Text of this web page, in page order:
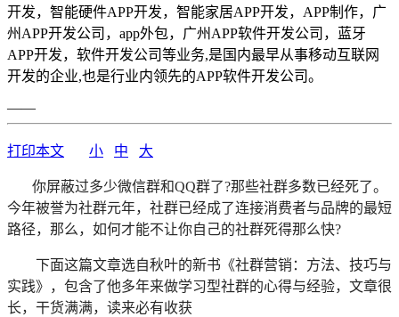
开发，智能硬件APP开发，智能家居APP开发，APP制作，广
州APP开发公司，app外包，广州APP软件开发公司，蓝牙
APP开发，软件开发公司等业务,是国内最早从事移动互联网
开发的企业,也是行业内领先的APP软件开发公司。
——
打印本文 小 中 大
你屏蔽过多少微信群和QQ群了?那些社群多数已经死了。
今年被誉为社群元年，社群已经成了连接消费者与品牌的最短
路径，那么，如何才能不让你自己的社群死得那么快?
下面这篇文章选自秋叶的新书《社群营销：方法、技巧与
实践》，包含了他多年来做学习型社群的心得与经验，文章很
长，干货满满，读来必有收获